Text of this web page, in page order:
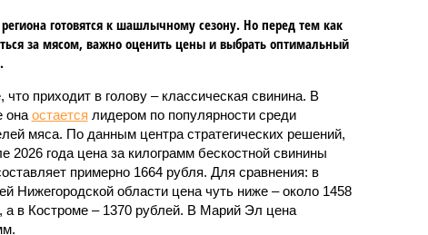
готовятся к шашлычному сезону. Но перед тем как
за мясом, важно оценить цены и выбрать оптимальный
что приходит в голову – классическая свинина. В
она остается лидером по популярности среди
мяса. По данным центра стратегических решений,
2026 года цена за килограмм бескостной свинины
примерно 1664 рубля. Для сравнения: в
Нижегородской области цена чуть ниже – около 1458
а в Костроме – 1370 рублей. В Марий Эл цена